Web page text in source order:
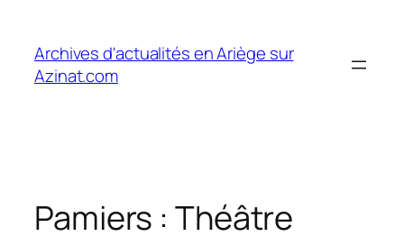
contenu
Archives d'actualités en Ariège sur
Azinat.com
Pamiers : Théâtre